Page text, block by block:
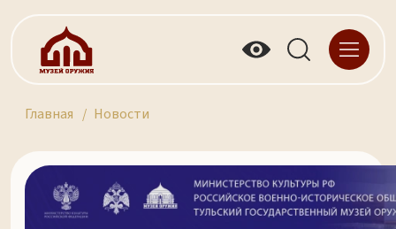
Главная Новости